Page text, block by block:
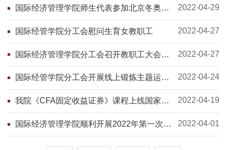
国际经济管理学院师生代表参加北京冬奥冬
残奥会志愿服务活动
2022-04-29
国际经管学院分工会慰问生育女教职工 2022-04-27
国际经济管理学院分工会召开教职工大会选
举出席学校第五届“双代会”代表
2022-04-27
国际经管学院分工会开展线上锻炼主题运动
展示活动
2022-04-24
我院《CFA固定收益证券》课程上线国家高
等教育智慧教育平台
2022-04-19
国际经济管理学院顺利开展2022年第一次生
涯规划指导讲座
2022-04-01